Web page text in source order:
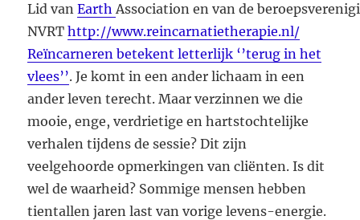
Lid vanEarthAssociation en van de
NVRThttp://www.reincarnatietherapie.nl/
Reïncarneren betekent letterlijk ‘’terug in het
vlees’’. Je komt in een ander lichaam in een
ander leven terecht. Maar verzinnen we die
mooie, enge, verdrietige en hartstochtelijke
verhalen tijdens de sessie? Dit zijn
veelgehoorde opmerkingen van cliënten. Is dit
wel de waarheid? Sommige mensen hebben
tientallen jaren last van vorige levens-energie.